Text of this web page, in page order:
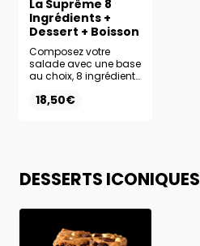
La Suprême 8
Ingrédients +
Dessert + Boisson
Composez votre
salade avec une base
au choix, 8 ingrédients
votre choix. Complétez
18,50€
DESSERTS ICONIQUES